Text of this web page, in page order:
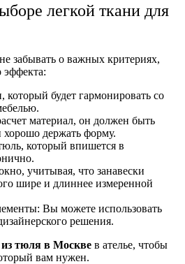
легкой ткани для
забывать о важных критериях,
эффекта:
будет гармонировать со
материал, он должен быть
держать форму.
который впишется в
учитывая, что занавески
шире и длиннее измеренной
Вы можете использовать
решения.
тюля в Москве в ателье, чтобы
вам нужен.